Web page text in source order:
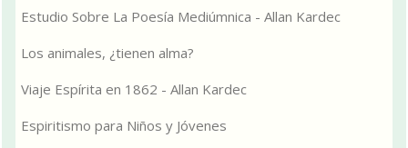
Estudio Sobre La Poesía Mediúmnica - Allan Kardec
Los animales, ¿tienen alma?
Viaje Espírita en 1862 - Allan Kardec
Espiritismo para Niños y Jóvenes